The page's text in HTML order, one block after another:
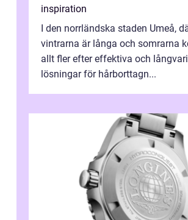
inspiration
I den norrländska staden Umeå,
vintrarna är långa och somrarna
allt fler efter effektiva och
lösningar för hårborttagn...